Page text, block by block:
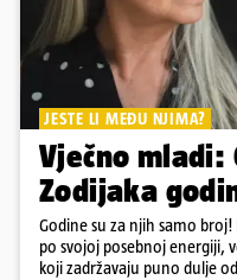
JESTE LI MEĐU NJIMA?
Vječno mladi:
Zodijaka
Godine su za njih samo
po svojoj posebnoj energiji,
koji zadržavaju puno dulje